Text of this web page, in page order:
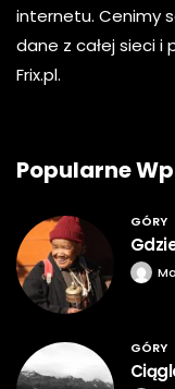
internetu. Cenimy
dane z całej sieci
Frix.pl.
Popularne
GÓRY
GÓRY